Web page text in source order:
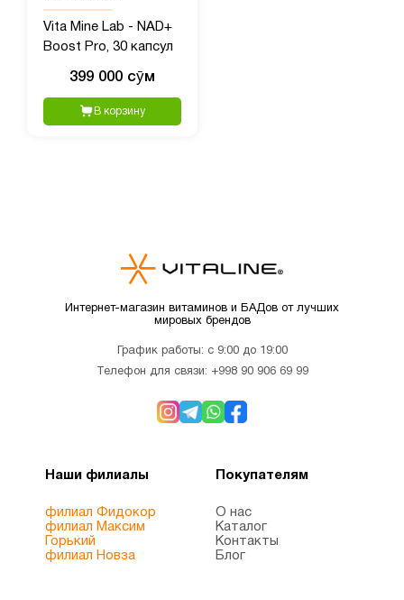
Vita Mine Lab - NAD+
Boost Pro, 30 капсул
399 000 сӯм
В корзину
Интернет-магазин витаминов и БАДов от лучших
мировых брендов
График работы: с 9:00 до 19:00
Телефон для связи: +998 90 906 69 99
Наши филиалы
филиал Фидокор
филиал Максим
Горький
филиал Новза
Покупателям
О нас
Каталог
Контакты
Блог